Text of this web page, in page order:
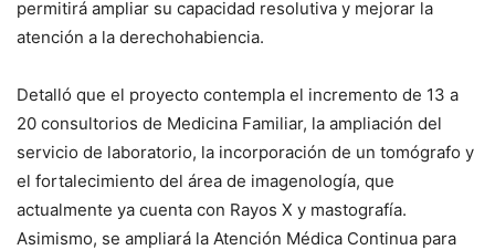
permitirá ampliar su capacidad resolutiva y mejorar la
atención a la derechohabiencia.
Detalló que el proyecto contempla el incremento de 13 a
20 consultorios de Medicina Familiar, la ampliación del
servicio de laboratorio, la incorporación de un tomógrafo y
el fortalecimiento del área de imagenología, que
actualmente ya cuenta con Rayos X y mastografía.
Asimismo, se ampliará la Atención Médica Continua para